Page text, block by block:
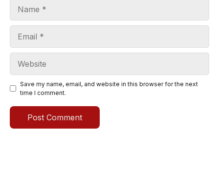
Save my name, email, and website in this browser for the next
time I comment.